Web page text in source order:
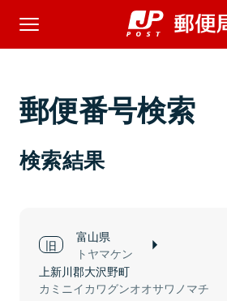
郵便番号検索
検索結果
富山県
トヤマケン
上新川郡大沢野町
カミニイカワグンオオサワノマチ